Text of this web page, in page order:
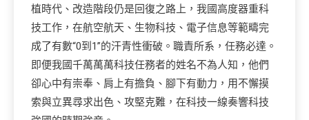
植時代、改造階段仍是回復之路上，我國高度器重科
技工作，在航空航天、生物科技、電子信息等範疇完
成了有數“0到1”的汗青性衝破。職責所系，任務必達。
即便我國千萬萬萬科技任務者的姓名不為人知，他們
卻心中有崇奉、肩上有擔負、腳下有動力，用不懈摸
索與立異尋求出色、攻堅克難，在科技一線奏響科技